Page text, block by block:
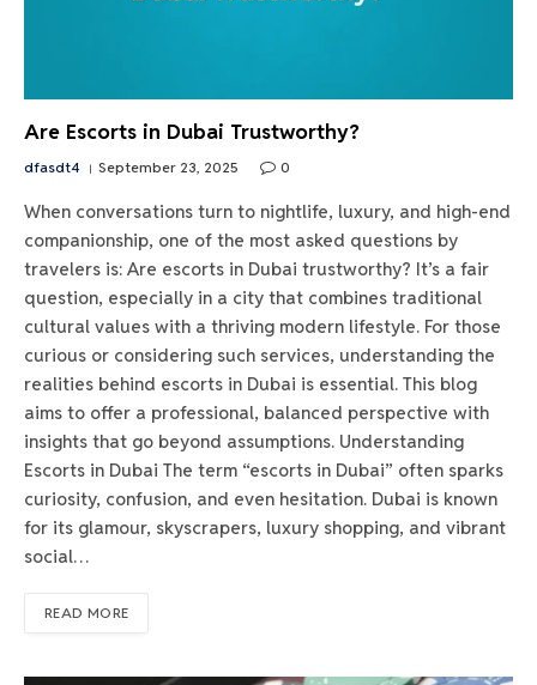
Are Escorts in Dubai Trustworthy?
dfasdt4 September 23, 2025 0
When conversations turn to nightlife, luxury, and high-end
companionship, one of the most asked questions by
travelers is: Are escorts in Dubai trustworthy? It’s a fair
question, especially in a city that combines traditional
cultural values with a thriving modern lifestyle. For those
curious or considering such services, understanding the
realities behind escorts in Dubai is essential. This blog
aims to offer a professional, balanced perspective with
insights that go beyond assumptions. Understanding
Escorts in Dubai The term “escorts in Dubai” often sparks
curiosity, confusion, and even hesitation. Dubai is known
for its glamour, skyscrapers, luxury shopping, and vibrant
social…
READ MORE